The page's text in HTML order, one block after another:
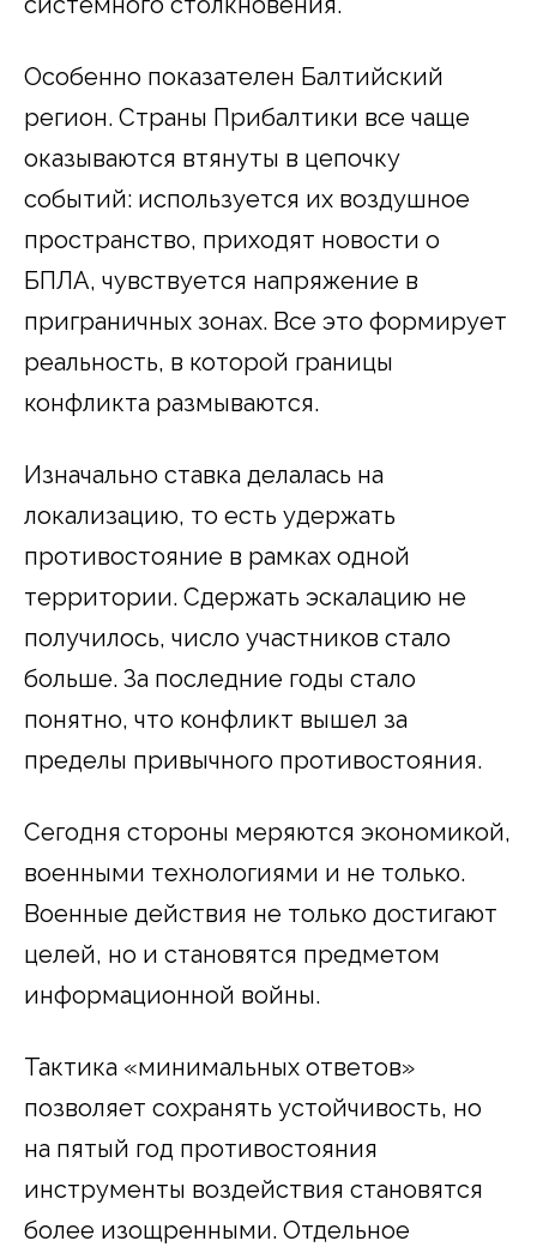
Особенно показателен Балтийский
регион. Страны Прибалтики все чаще
оказываются втянуты в цепочку
событий: используется их воздушное
пространство, приходят новости о
БПЛА, чувствуется напряжение в
приграничных зонах. Все это формирует
реальность, в которой границы
конфликта размываются.
Изначально ставка делалась на
локализацию, то есть удержать
противостояние в рамках одной
территории. Сдержать эскалацию не
получилось, число участников стало
больше. За последние годы стало
понятно, что конфликт вышел за
пределы привычного противостояния.
Сегодня стороны меряются экономикой,
военными технологиями и не только.
Военные действия не только достигают
целей, но и становятся предметом
информационной войны.
Тактика «минимальных ответов»
позволяет сохранять устойчивость, но
на пятый год противостояния
инструменты воздействия становятся
более изощренными. Отдельное